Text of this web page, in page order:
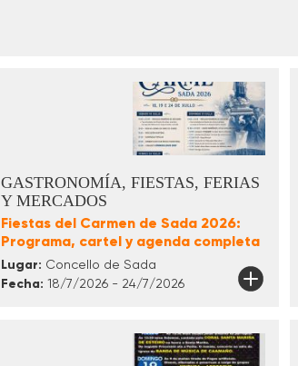
GASTRONOMÍA, FIESTAS, FERIAS
Y MERCADOS
Fiestas del Carmen de Sada 2026:
Programa, cartel y agenda completa
Lugar: Concello de Sada
Fecha: 18/7/2026 - 24/7/2026